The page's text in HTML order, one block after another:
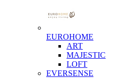
EUROHOME
ART
MAJESTIC
LOFT
EVERSENSE